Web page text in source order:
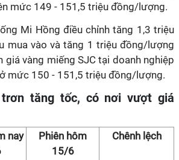
mức 149 - 151,5 triệu đồng/lượng.
Mi Hồng điều chỉnh tăng 1,3 triệu
mua vào và tăng 1 triệu đồng/lượng
giá vàng miếng SJC tại doanh nghiệp
mức 150 - 151,5 triệu đồng/lượng.
trơn tăng tốc, có nơi vượt giá
nay
Phiên hôm
15/6
Chênh lệch